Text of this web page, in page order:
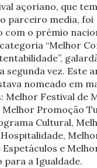
açoriano, que
parceiro media, foi
com o prémio
“Melhor
segunda vez. Este
nomeado em
Melhor Festival de
Melhor Promoção
Cultural,
Hospitalidade,
Espetáculos e
a Igualdade.